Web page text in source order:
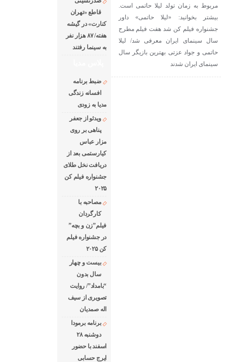
مربوط به زمان تولد لیلا حاتمی است.
بیشتر بخوانید: «لیلا حاتمی» داور
جشنواره فیلم کن شد هفت فیلم مطرح
سال سینمای ایران معرفی شد/ لیلا
حاتمی و جواد عزتی بهترین بازیگر سال
سینمای ایران شدند
قاطع «تهران
کنارت» در گیشه
هفته/ ۸۷ هزار نفر
به سینما رفتند
ضبط برنامه
افسانه زندگی
مدیا به زودی
ویدئو از جعفر
پناهی بر روی
مزار عباس
کیارستمی بعد از
دریافت نخل طلای
جشنواره فیلم کن
۲۰۲۵
مصاحبه با
کارگردان
فیلم”زن و بچه”
در جشنواره فیلم
کن ۲۰۲۵
بیست و چهار
سال بدون
“بامداد”/ روایت
تصویری از سیف
اله صمدیان
برنامه برمودا
دوشنبه ۲۸
اسفند با حضور
ایرج حسابی